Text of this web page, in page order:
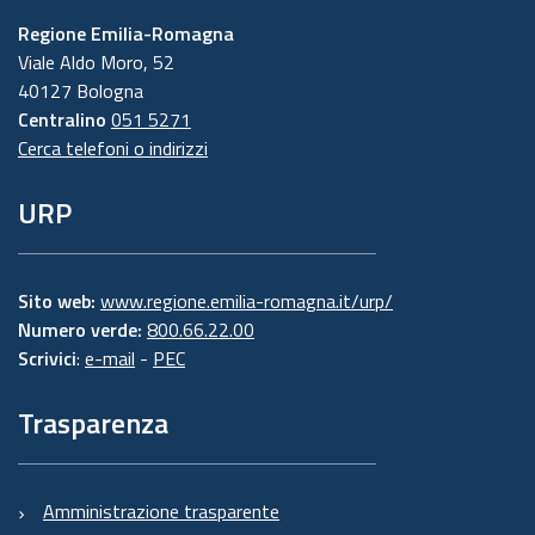
Regione Emilia-Romagna
Viale Aldo Moro, 52
40127 Bologna
Centralino 051 5271
Cerca telefoni o indirizzi
URP
Sito web: www.regione.emilia-romagna.it/urp/
Numero verde: 800.66.22.00
Scrivici: e-mail - PEC
Trasparenza
Amministrazione trasparente